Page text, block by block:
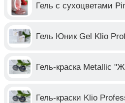
Гель с сухоцветами
Гель Юник Gel Klio
Гель-краска Metallic
Гель-краски Klio